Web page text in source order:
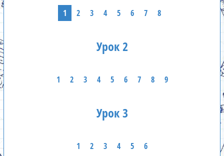
1 2 3 4 5 6 7 8
Урок 2
1 2 3 4 5 6 7 8 9
Урок 3
1 2 3 4 5 6